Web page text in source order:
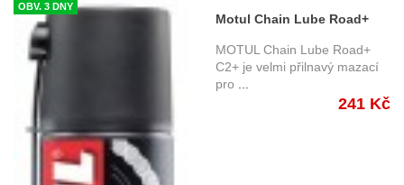
OBV. 3 DNY
Motul Chain Lube Road+
C2+ 0,4 L
MOTUL Chain Lube Road+
C2+ je velmi přilnavý mazací
pro
241 Kč